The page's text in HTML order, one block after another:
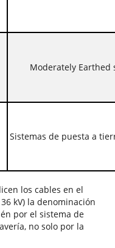
Moderately Earthed
Sistemas de puesta a
los cables en el
kV) la denominación
por el sistema de
no solo por la